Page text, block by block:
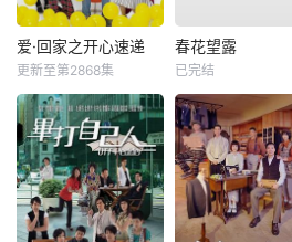
爱·回家之开心速递
更新至第2868集
春花望露
已完结